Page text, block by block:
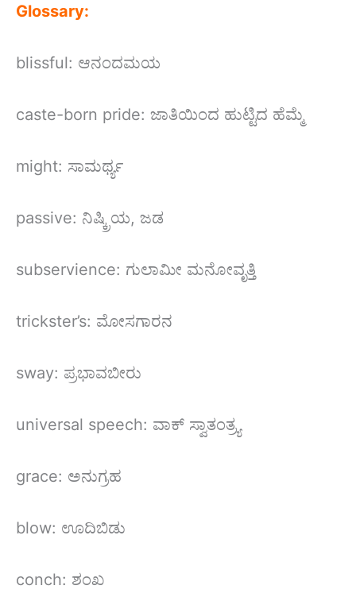
Glossary:
blissful: ಆನಂದಮಯ
caste-born pride: ಜಾತಿಯಿಂದ ಹುಟ್ಟಿದ ಹೆಮ್ಮೆ
might: ಸಾಮರ್ಥ್ಯ
passive: ನಿಷ್ಕ್ರಿಯ, ಜಡ
subservience: ಗುಲಾಮೀ ಮನೋವೃತ್ತಿ
trickster’s: ಮೋಸಗಾರನ
sway: ಪ್ರಭಾವಬೀರು
universal speech: ವಾಕ್ ಸ್ವಾತಂತ್ರ್ಯ
grace: ಅನುಗ್ರಹ
blow: ಊದಿಬಿಡು
conch: ಶಂಖ